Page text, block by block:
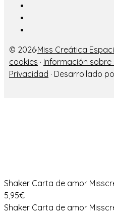
© 2026·Miss Creática
cookies · Información sobre
Privacidad · Desarrollado
Shaker Carta de amor
5,95€
Shaker Carta de amor